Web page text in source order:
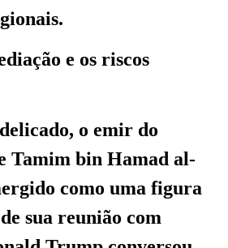
e os riscos
o emir do
Tamim bin Hamad al-
como uma figura
sua reunião com